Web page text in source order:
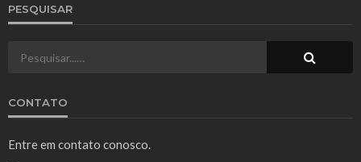
PESQUISAR
CONTATO
Entre em contato conosco.